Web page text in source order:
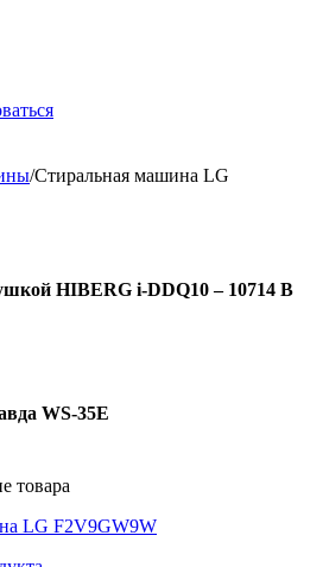
/Стиральная машина LG
HIBERG i-DDQ10 – 10714 B
WS-35E